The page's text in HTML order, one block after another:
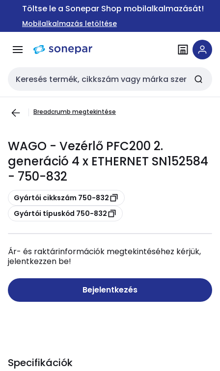
Ugrás a
Ugrás a
tartalomra
Töltse le a Sonepar Shop mobilalkalmazását!
Mobilalkalmazás letöltése
Keresési bemenet
Breadcrumb megtekintése
WAGO - Vezérlő PFC200 2.
generáció 4 x ETHERNET SN152584
- 750-832
Másolás
Gyártói cikkszám 750-832
Másolás
Gyártói típuskód 750-832
Ár- és raktárinformációk megtekintéséhez kérjük,
jelentkezzen be!
Bejelentkezés
Specifikációk